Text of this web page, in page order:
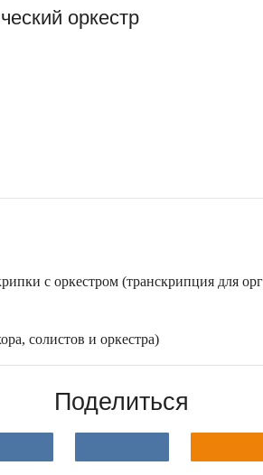
оркестр
с оркестром (транскрипция для
солистов и оркестра)
Поделиться